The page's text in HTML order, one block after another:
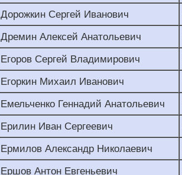
Дорожкин Сергей Иванович
Дремин Алексей Анатольевич
Егоров Сергей Владимирович
Егоркин Михаил Иванович
Емельченко Геннадий Анатольевич
Ерилин Иван Сергеевич
Ермилов Александр Николаевич
Ершов Антон Евгеньевич